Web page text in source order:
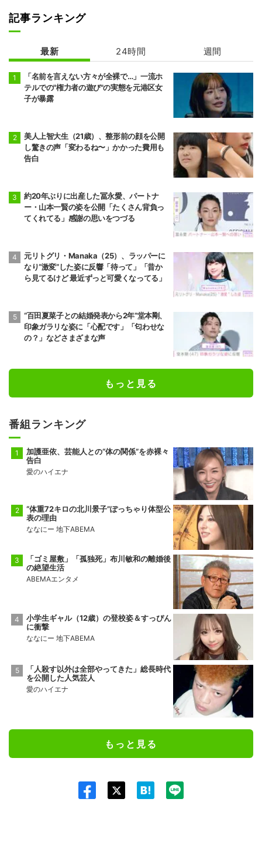
記事ランキング
最新 24時間 週間
「名前を言えない方々が全裸で…」一流ホ
テルでの"権力者の遊び"の実態を元港区女
子が暴露
美人上智大生（21歳）、整形前の顔を公開
し驚きの声「変わるね〜」かかった費用も
告白
約20年ぶりに出産した冨永愛、パートナ
ー・山本一賢の姿を公開「たくさん背負っ
てくれてる」感謝の思いをつづる
元リトグリ・Manaka（25）、ラッパーに
なり“激変”した姿に反響「待って」「昔か
ら見てるけど 最近ずっと可愛くなってる」
“百田夏菜子との結婚発表から2年”堂本剛、
印象ガラリな姿に「心配です」「匂わせな
の？」などさまざまな声
もっと見る
番組ランキング
加護亜依、芸能人との“体の関係”を赤裸々
告白
愛のハイエナ
“体重72キロの北川景子”ぽっちゃり体型公
表の理由
ななにー 地下ABEMA
「ゴミ屋敷」「孤独死」布川敏和の離婚後
の絶望生活
ABEMAエンタメ
小学生ギャル（12歳）の登校姿＆すっぴん
に衝撃
ななにー 地下ABEMA
「人殺す以外は全部やってきた」総長時代
を公開した人気芸人
愛のハイエナ
もっと見る